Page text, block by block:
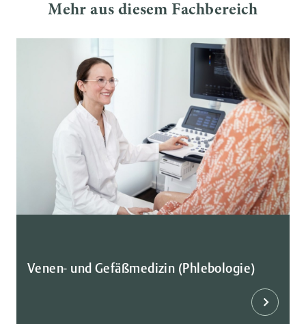
Mehr aus diesem Fachbereich
Venen- und Gefäßmedizin (Phlebologie)